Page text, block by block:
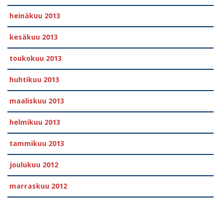
heinäkuu 2013
kesäkuu 2013
toukokuu 2013
huhtikuu 2013
maaliskuu 2013
helmikuu 2013
tammikuu 2013
joulukuu 2012
marraskuu 2012